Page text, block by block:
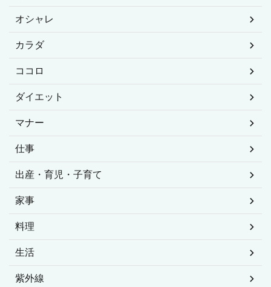
オシャレ
カラダ
ココロ
ダイエット
マナー
仕事
出産・育児・子育て
家事
料理
生活
紫外線